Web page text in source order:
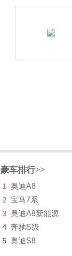
豪车排行>>
1
奥迪A8
2 宝马7系
3 奥迪A8新能源
4 奔驰S级
5 奥迪S8